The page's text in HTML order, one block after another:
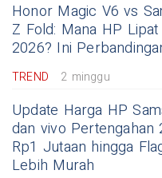
Honor Magic V6 vs
Z Fold: Mana HP
2026? Ini
TREND 2 minggu
Update Harga HP
dan vivo Pertengahan
Rp1 Jutaan hingga
Lebih Murah